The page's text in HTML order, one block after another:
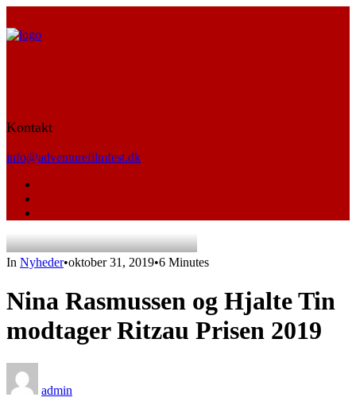
Kontakt
info@adventurefilmfest.dk
In Nyheder•oktober 31, 2019•6 Minutes
Nina Rasmussen og Hjalte Tin
modtager Ritzau Prisen 2019
admin